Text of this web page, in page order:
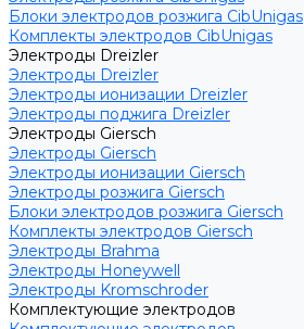
Блоки электродов розжига CibUnigas
Комплекты электродов CibUnigas
Электроды Dreizler
Электроды Dreizler
Электроды ионизации Dreizler
Электроды поджига Dreizler
Электроды Giersch
Электроды Giersch
Электроды ионизации Giersch
Электроды розжига Giersch
Блоки электродов розжига Giersch
Комплекты электродов Giersch
Электроды Brahma
Электроды Honeywell
Электроды Kromschroder
Комплектующие электродов